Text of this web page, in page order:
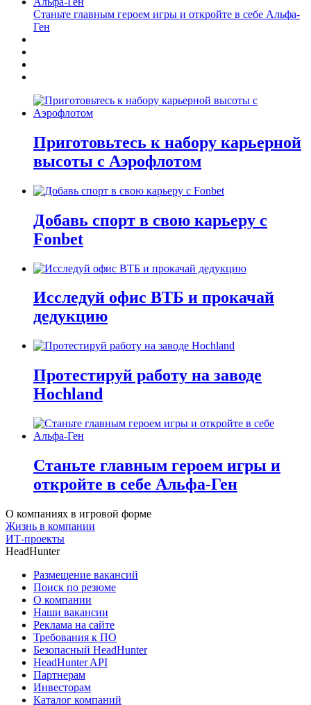
Станьте главным героем игры и откройте в себе Альфа-
Ген
Приготовьтесь к набору карьерной
высоты с Аэрофлотом
Добавь спорт в свою карьеру с
Fonbet
Исследуй офис ВТБ и прокачай
дедукцию
Протестируй работу на заводе
Hochland
Станьте главным героем игры и
откройте в себе Альфа-Ген
О компаниях в игровой форме
Жизнь в компании
ИТ-проекты
HeadHunter
Размещение вакансий
Поиск по резюме
О компании
Наши вакансии
Реклама на сайте
Требования к ПО
Безопасный HeadHunter
HeadHunter API
Партнерам
Инвесторам
Каталог компаний